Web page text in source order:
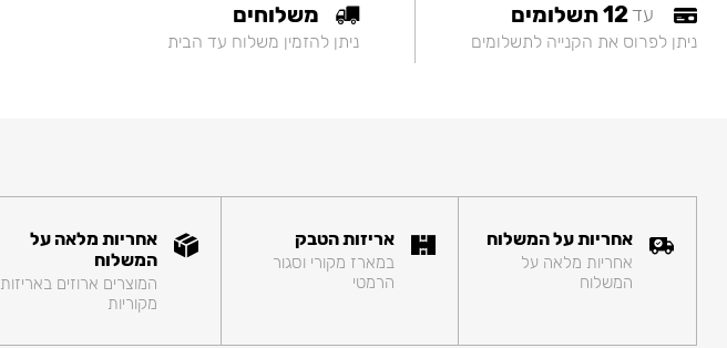
עד12 תשלומים
ניתן לפרוס את הקנייה לתשלומים
משלוחים
ניתן להזמין משלוח עד הבית
אחריות על המשלוח
אחריות מלאה על
המשלוח
אריזות הטבק
במארז מקורי וסגור
הרמטי
אחריות מלאה על
המשלוח
המוצרים ארוזים באריזות
מקוריות